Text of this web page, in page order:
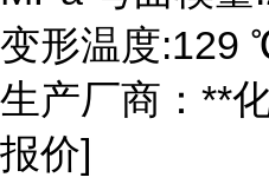
变形温度:129
生产厂商：**
报价]